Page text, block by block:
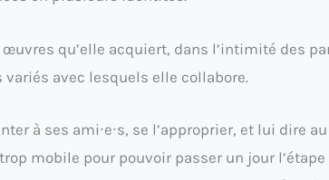
qu’elle acquiert, dans l’intimité des
avec lesquels elle collabore.
à ses ami∙e∙s, se l’approprier, et lui dire
mobile pour pouvoir passer un jour